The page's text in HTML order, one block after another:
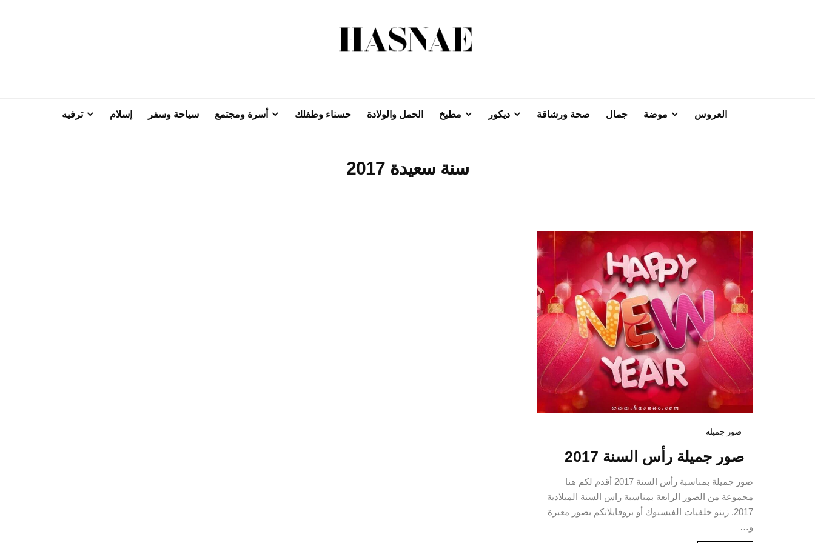
العروس موضة جمال صحة ورشاقة ديكور مطبخ الحمل والولادة حسناء وطفلك أسرة ومجتمع سياحة وسفر إسلام ترفيه
سنة سعيدة 2017
صور جميله
صور جميلة رأس السنة 2017
صور جميلة بمناسبة رأس السنة 2017 أقدم لكم هنا
مجموعة من الصور الرائعة بمناسبة راس السنة الميلادية
2017. زينو خلفيات الفيسبوك أو بروفايلاتكم بصور معبرة
و…